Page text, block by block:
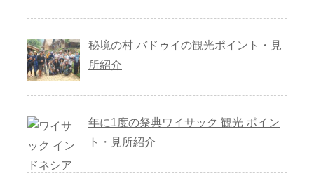
秘境の村 バドゥイの観光ポイント・見
所紹介
年に1度の祭典ワイサック 観光 ポイン
ト・見所紹介